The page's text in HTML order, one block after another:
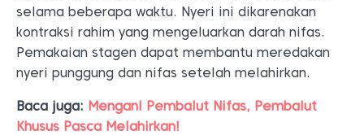
selama beberapa waktu. Nyeri ini dikarenakan
kontraksi rahim yang mengeluarkan darah nifas.
Pemakaian stagen dapat membantu meredakan
nyeri punggung dan nifas setelah melahirkan.
Baca juga: Menganl Pembalut Nifas, Pembalut
Khusus Pasca Melahirkan!